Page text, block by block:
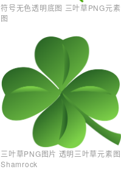
符号无色透明底图 三叶草PNG元素
图
三叶草PNG图片 透明三叶草元素图
Shamrock